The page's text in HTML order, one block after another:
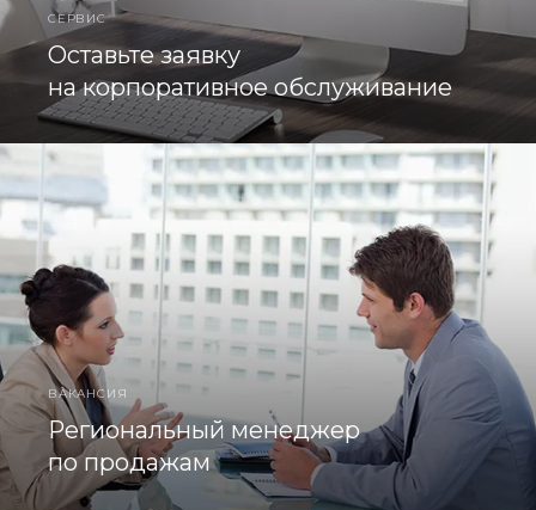
СЕРВИС
Оставьте заявку
на корпоративное обслуживание
ВАКАНСИЯ
Региональный менеджер
по продажам